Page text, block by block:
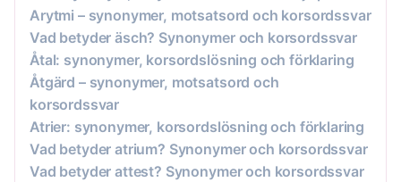
Arytmi – synonymer, motsatsord och korsordssvar
Vad betyder äsch? Synonymer och korsordssvar
Åtal: synonymer, korsordslösning och förklaring
Åtgärd – synonymer, motsatsord och
korsordssvar
Atrier: synonymer, korsordslösning och förklaring
Vad betyder atrium? Synonymer och korsordssvar
Vad betyder attest? Synonymer och korsordssvar